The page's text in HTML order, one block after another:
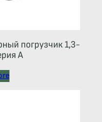
погрузчик 1,3-
А